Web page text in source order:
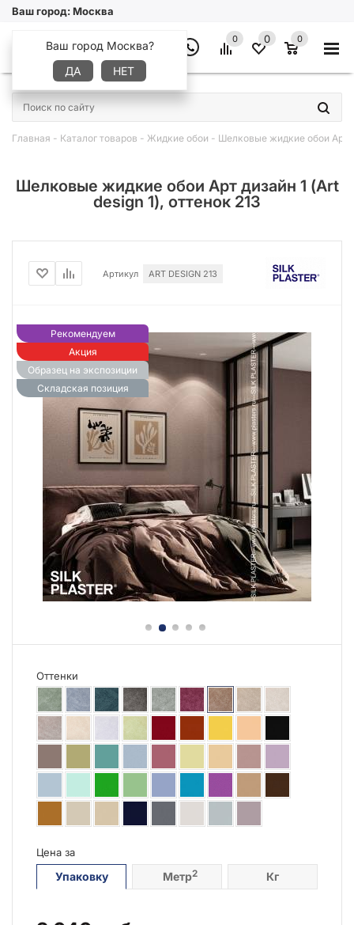
Ваш город:Москва
Ваш город Москва?
ДА
НЕТ
0 0 0
×
Главная - Каталог товаров - Жидкие обои - Шелковые жидкие обои Арт
Шелковые жидкие обои Арт дизайн 1 (Art
design 1), оттенок 213
Рекомендуем
Акция
Образец на экспозиции
Складская позиция
Артикул ART DESIGN 213
Оттенки
Цена за
Упаковку Метр2 Кг